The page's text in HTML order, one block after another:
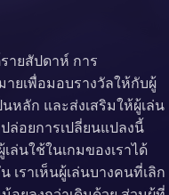
ายสัปดาห์ การ
ายเพื่อมอบรางวัลให้กับผู้
นหลัก และส่งเสริมให้ผู้เล่น
ล่อยการเปลี่ยนแปลงนี้
ล่นใช้ในเกมของเราได้
เราเห็นผู้เล่นบางคนที่เลิก